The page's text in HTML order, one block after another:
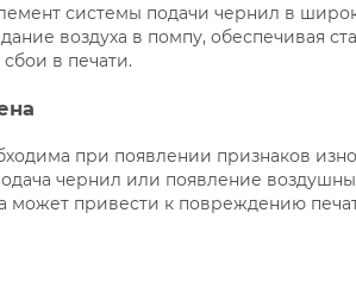
системы подачи чернил в
воздуха в помпу, обеспечивая
в печати.
при появлении признаков
чернил или появление
может привести к повреждению